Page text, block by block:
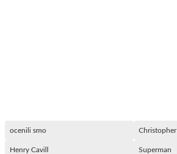
ocenili smo
Henry Cavill Superman